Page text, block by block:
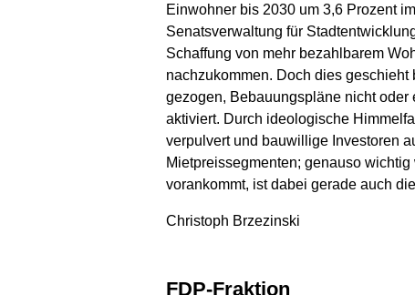
Einwohner bis 2030 um 3,6 Prozent
Senatsverwaltung für
Schaffung von mehr bezahlbarem
nachzukommen. Doch dies
gezogen, Bebauungspläne nicht
aktiviert. Durch ideologische
verpulvert und bauwillige Investoren
Mietpreissegmenten; genauso
vorankommt, ist dabei gerade auch
Christoph Brzezinski
FDP-Fraktion